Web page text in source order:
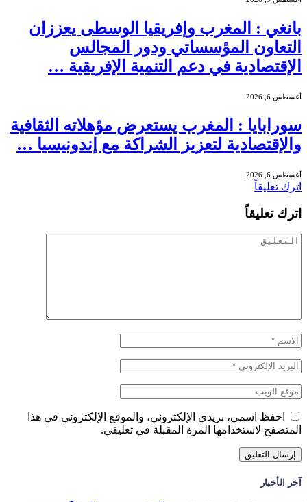
بانغي : المغرب وإفريقيا الوسطى يعززان
التعاون المؤسساتي ودور المجالس
الإقتصادية في دعم التنمية الإفريقية …
أغسطس 6, 2026
سورابايا : المغرب يستعرض مؤهلاته الثقافية
والإقتصادية لتعزيز الشراكة مع إندونيسيا …
أغسطس 6, 2026
اترك تعليقاً
اترك تعليقاً
احفظ اسمي، بريدي الإلكتروني، والموقع الإلكتروني في هذا
المتصفح لاستخدامها المرة المقبلة في تعليقي.
آخر الأخبار